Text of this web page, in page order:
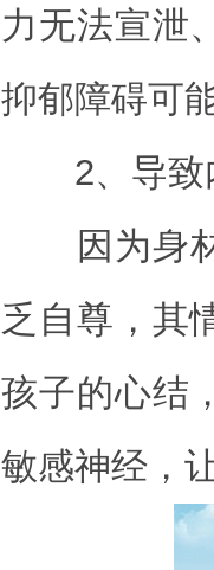
力无法宣泄
抑郁障碍可
2、导致
因为身材
乏自尊，其
孩子的心结
敏感神经，